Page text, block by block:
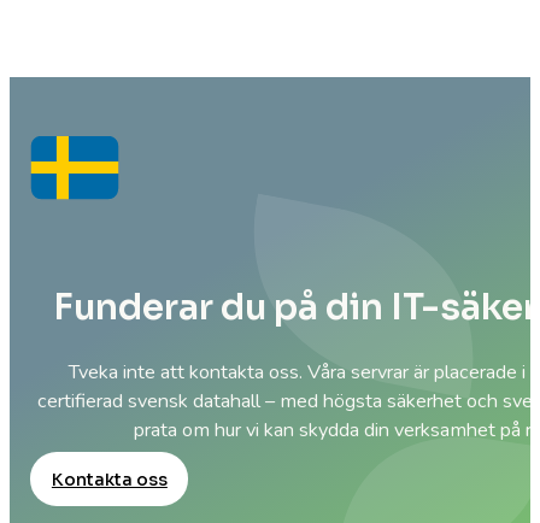
Funderar du på din IT-
Tveka inte att kontakta oss. Våra servrar är placerade i
certifierad svensk datahall – med högsta säkerhet och
prata om hur vi kan skydda din verksamhet på
Kontakta oss